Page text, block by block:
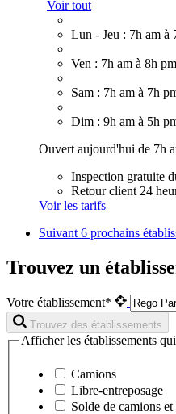
Voir tout
Lun - Jeu : 7h am à
Ven : 7h am à 8h pm
Sam : 7h am à 7h
Dim : 9h am à 5h
Ouvert aujourd'hui de 7h
Inspection gratuite
Retour client 24
Voir les tarifs
Suivant6 prochains
Trouvez un
Votre établissement*
Trouvez des établissements
Afficher les établissements
Camions
Libre-entreposage
Solde de camions